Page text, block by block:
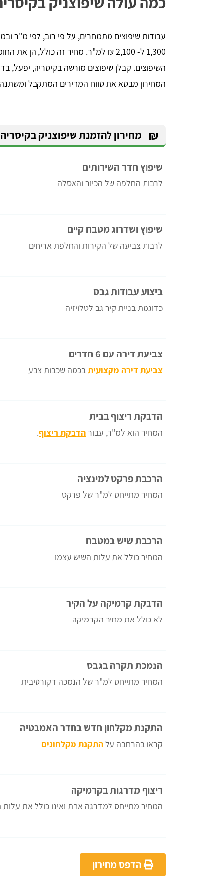
עבודות שיפוצים מתמחרים, על פי רוב, לפי מ"ר
1,300 ל- 2,100 ₪ למ"ר. מחיר זה כולל,
השיפוצים. קבלן שיפוצים מורשה בקיסריה, יפעל,
המחירון מבטא את טווח המחירים המתקבל ומשתנה
₪ מחירון להזמנת שיפוצניק בקיסריה
שיפוץ חדר השירותים
לרבות החלפה של הכיור והאסלה
שיפוץ ושדרוג מטבח קיים
לרבות צביעה של הקירות והחלפת אריחים
ביצוע עבודות גבס
כדוגמת בניית קיר גב לטלויזיה
צביעת דירה עם 6 חדרים
צביעת דירה מקצועיתבכמה שכבות צבע
הדבקת ריצוף בבית
המחיר הוא למ"ר, עבורהדבקת ריצוף.
הרכבת פרקט למינציה
המחיר מתייחס למ"ר של פרקט
הרכבת שיש במטבח
המחיר כולל את עלות השיש עצמו
הדבקת קרמיקה על הקיר
לא כולל את מחיר הקרמיקה
הנמכת תקרה בגבס
המחיר מתייחס למ"ר של הנמכה דקורטיבית
התקנת מקלחון חדש בחדר האמבטיה
קראו בהרחבה עלהתקנת מקלחונים
ריצוף מדרגות בקרמיקה
המחיר מתייחס למדרגה אחת ואינו כולל את
הדפס מחירון